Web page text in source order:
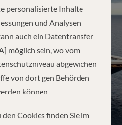
THE HIGH
FROM
personalisierte Inhalte
und Analysen
auch ein Datentransfer
möglich sein, wo vom
abgewichen
von dortigen Behörden
können.
Cookies finden Sie im